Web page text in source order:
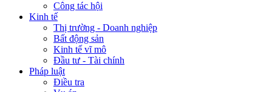
Công tác hội
Kinh tế
Thị trường - Doanh nghiệp
Bất động sản
Kinh tế vĩ mô
Đầu tư - Tài chính
Pháp luật
Điều tra